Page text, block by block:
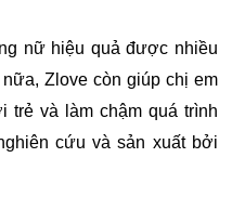
nữ hiệu quả được nhiều
Zlove còn giúp chị em
trẻ và làm chậm quá trình
cứu và sản xuất bởi